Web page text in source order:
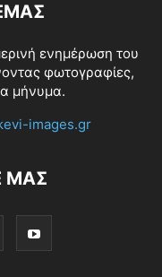
ενημέρωση του
φωτογραφίες,
μήνυμα.
images.gr
ΜΑΣ